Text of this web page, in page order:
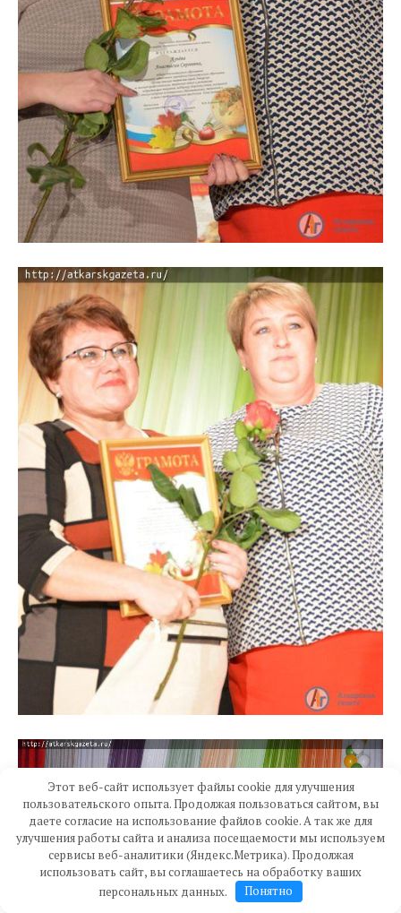
Этот веб-сайт использует файлы cookie для улучшения
пользовательского опыта. Продолжая пользоваться сайтом, вы
даете согласие на использование файлов cookie. А так же для
улучшения работы сайта и анализа посещаемости мы используем
сервисы веб-аналитики (Яндекс.Метрика). Продолжая
использовать сайт, вы соглашаетесь на обработку ваших
персональных данных.
Понятно